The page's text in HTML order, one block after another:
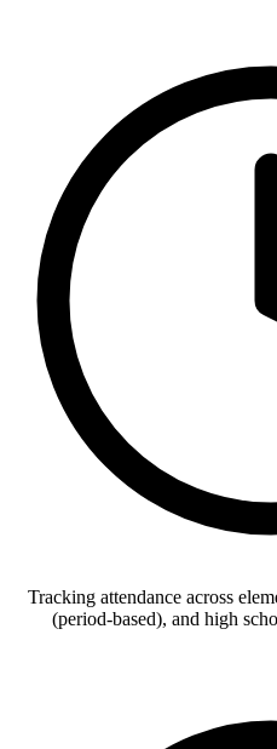
Tracking attendance across
(period-based), and high